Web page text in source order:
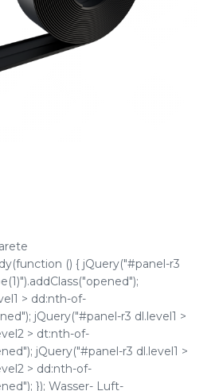
() { jQuery("#panel-r3
> dd:nth-of-
jQuery("#panel-r3 dl.level1 >
> dt:nth-of-
jQuery("#panel-r3 dl.level1 >
> dd:nth-of-
}); Wasser- Luft-